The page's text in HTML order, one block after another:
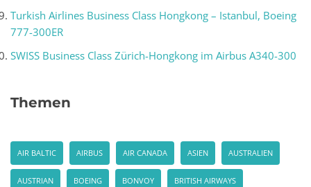
Turkish Airlines Business Class Hongkong – Istanbul, Boeing
777-300ER
SWISS Business Class Zürich-Hongkong im Airbus A340-300
Themen
AIR BALTIC AIRBUS AIR CANADA ASIEN AUSTRALIEN
AUSTRIAN BOEING BONVOY BRITISH AIRWAYS